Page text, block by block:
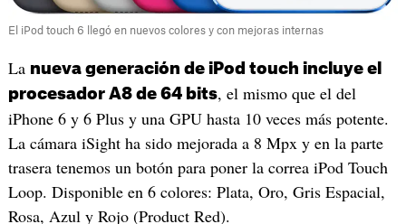
El iPod touch 6 llegó en nuevos colores y con mejoras internas
La nueva generación de iPod touch incluye el
procesador A8 de 64 bits, el mismo que el del
iPhone 6 y 6 Plus y una GPU hasta 10 veces más potente.
La cámara iSight ha sido mejorada a 8 Mpx y en la parte
trasera tenemos un botón para poner la correa iPod Touch
Loop. Disponible en 6 colores: Plata, Oro, Gris Espacial,
Rosa, Azul y Rojo (Product Red).